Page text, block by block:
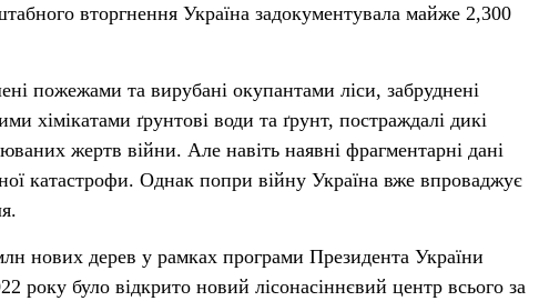
вторгнення Україна задокументувала майже 2,300
пожежами та вирубані окупантами ліси, забруднені
хімікатами ґрунтові води та ґрунт, постраждалі дикі
жертв війни. Але навіть наявні фрагментарні дані
катастрофи. Однак попри війну Україна вже впроваджує
нових дерев у рамках програми Президента України
року було відкрито новий лісонасіннєвий центр всього за